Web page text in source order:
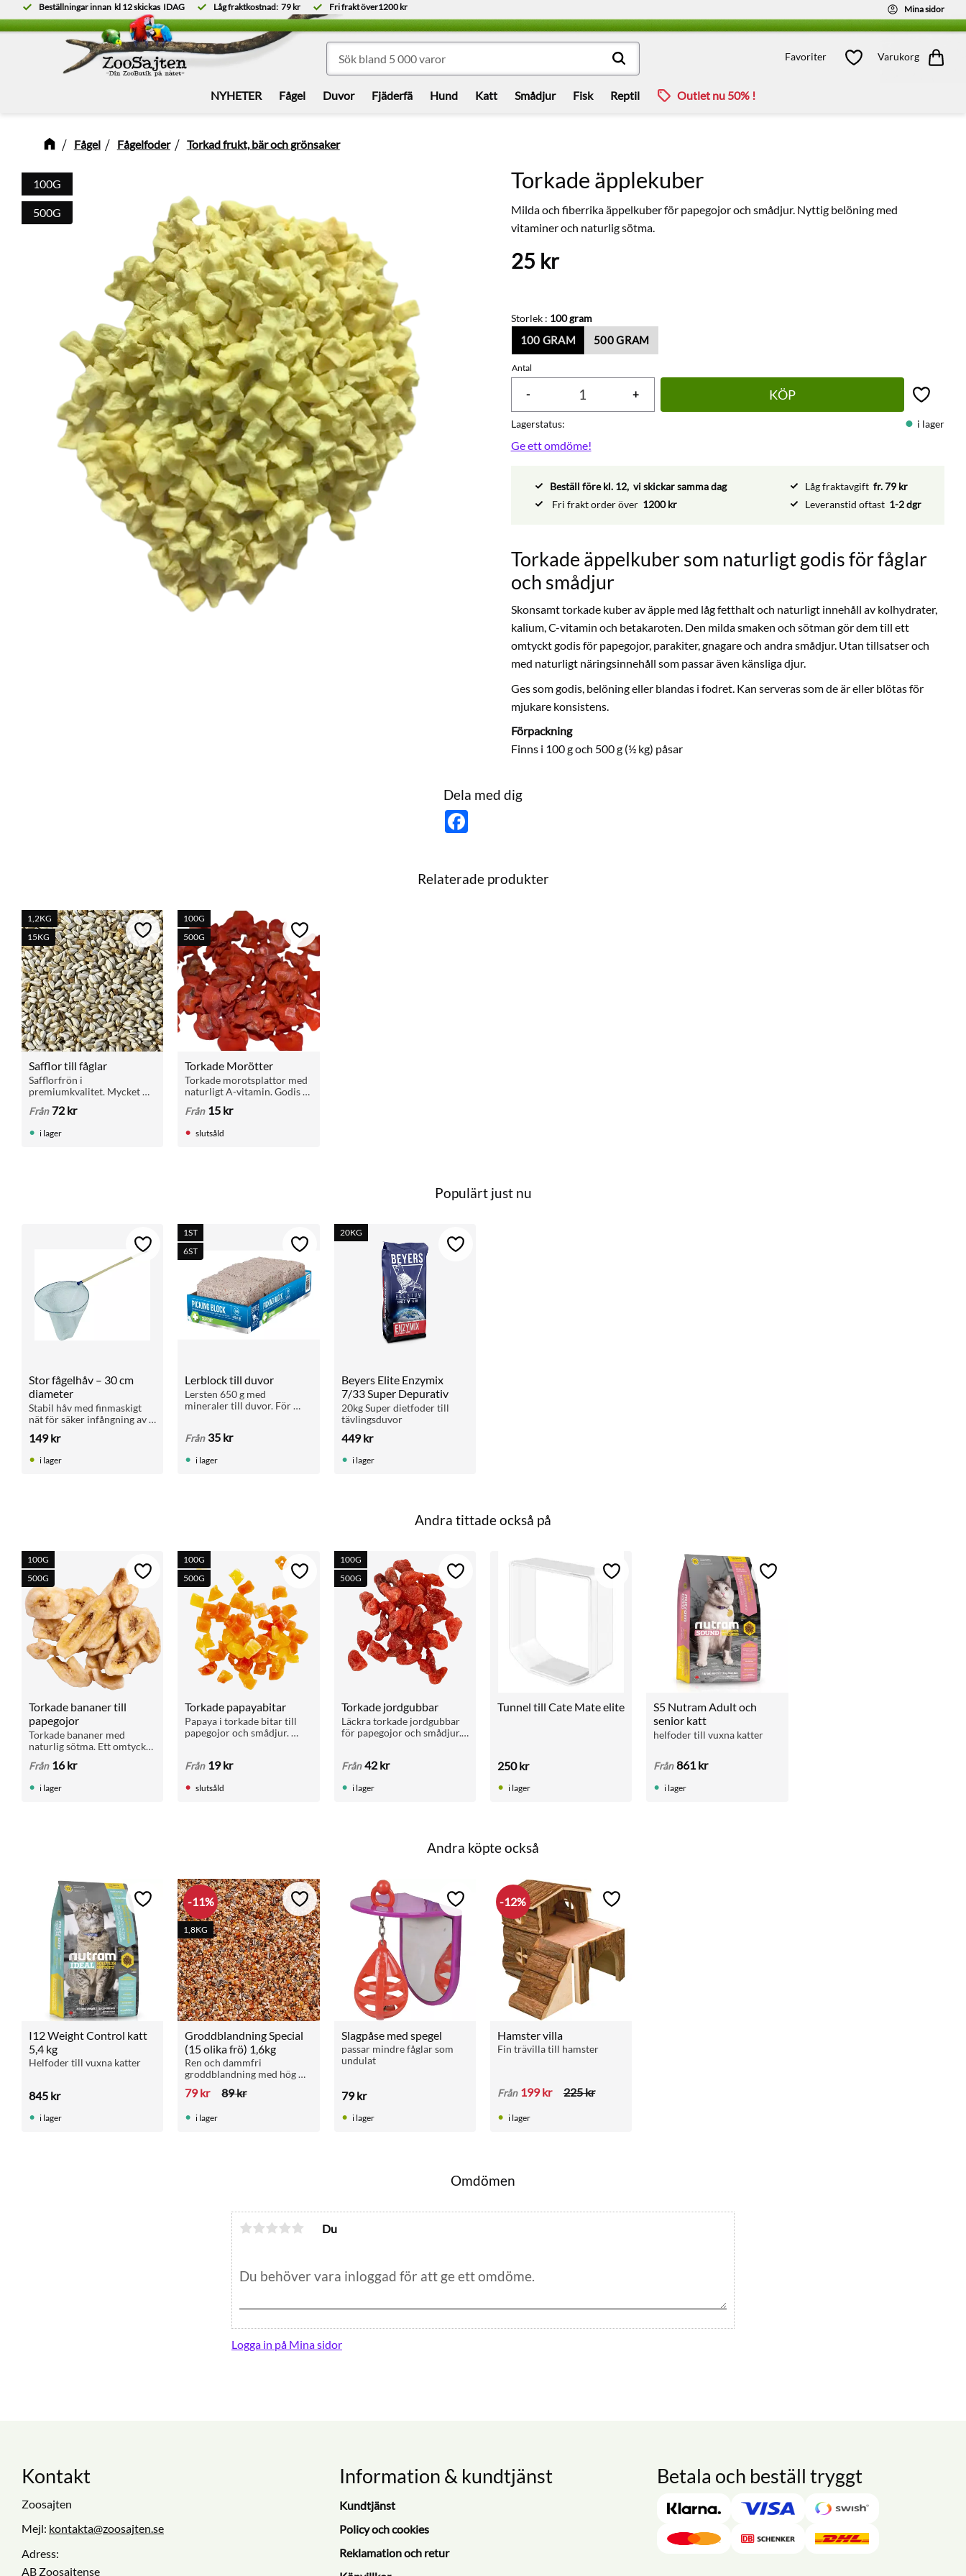
Beställningar innan kl 12skickas IDAG Låg fraktkostnad: 79 kr Fri frakt över1200 kr Mina sidor
Favoriter Varukorg
Favoriter
Kundvagn
NYHETER Fågel Duvor Fjäderfä Hund Katt Smådjur Fisk Reptil Outlet nu 50% !
Fågel Fågelfoder Torkad frukt, bär och grönsaker
Torkade äpplekuber
Milda och fiberrika äppelkuber för papegojor och smådjur. Nyttig belöning med
vitaminer och naturlig sötma.
100G
500G
25 kr
Storlek : 100 gram
100 GRAM 500 GRAM
Antal
+
- KÖP Lägg till
Lagerstatus i lager
Ge ett omdöme!
Beställ före kl. 12, vi skickar samma dag Låg fraktavgift fr. 79 kr
Fri frakt order över 1200 kr Leveranstid oftast 1-2 dgr
Torkade äppelkuber som naturligt godis för fåglar
och smådjur
Skonsamt torkade kuber av äpple med låg fetthalt och naturligt innehåll av kolhydrater,
kalium, C-vitamin och betakaroten. Den milda smaken och sötman gör dem till ett
omtyckt godis för papegojor, parakiter, gnagare och andra smådjur. Utan tillsatser och
med naturligt näringsinnehåll som passar även känsliga djur.
Ges som godis, belöning eller blandas i fodret. Kan serveras som de är eller blötas för
mjukare konsistens.
Förpackning
Finns i 100 g och 500 g (½ kg) påsar
Dela med dig
o
Relaterade produkter
Safflor till fåglar
Safflorfrön i
premiumkvalitet. Mycket
halt av linolsyra. Perfekt
Från 72 kr
1,2KG
15KG
Lägg till i favoriter
i lager
Torkade Morötter
Torkade morotsplattor med
naturligt A-vitamin. Godis
och smådjur.
Från 15 kr
100G
500G
Lägg till i favoriter
slutsåld
Populärt just nu
Stor fågelhåv – 30 cm
diameter
Stabil håv med finmaskigt
nät för säker infångning av
i bur eller voljär.
149kr
Lägg till i favoriter
i lager
Lerblock till duvor
Lersten 650 g med
mineraler till duvor. För
och andra fåglar. Finns även
Från 35 kr
1ST
6ST
Lägg till i favoriter
i lager
Beyers Elite Enzymix
7/33 Super Depurativ
20kg Super dietfoder till
tävlingsduvor
449kr
20KG
Lägg till i favoriter
i lager
Andra tittade också på
Torkade bananer till
papegojor
Torkade bananer med
naturlig sötma. Ett omtyckt
och smådjur.
Från 16kr
100G
500G
Lägg till i favoriter
i lager
Torkade papayabitar
Papaya i torkade bitar till
papegojor och smådjur.
matsmältningsenzym.
Från 19kr
100G
500G
Lägg till i favoriter
slutsåld
Torkade jordgubbar
Läckra torkade jordgubbar
för papegojor och smådjur.
Från 42kr
100G
500G
Lägg till i favoriter
i lager
Tunnel till Cate Mate elite
250kr
Lägg till i favoriter
i lager
S5 Nutram Adult och
senior katt
helfoder till vuxna katter
Från 861 kr
Lägg till i favoriter
i lager
Andra köpte också
I12 Weight Control katt
5,4 kg
Helfoder till vuxna katter
845 kr
Lägg till i favoriter
i lager
Groddblandning Special
(15 olika frö) 1,6kg
Ren och dammfri
groddblandning med hög
parakiter, papegojor och
79kr 89kr
11%
1,8KG
Lägg till i favoriter
i lager
Slagpåse med spegel
passar mindre fåglar som
undulat
79kr
Lägg till i favoriter
i lager
Hamster villa
Fin trävilla till hamster
Från 199kr 225kr
12% Lägg till i favoriter
i lager
Omdömen
Du
Logga in på Mina sidor
Kontakt
Zoosajten
Mejl: kontakta@zoosajten.se
Adress:
AB Zoosajtense
Information & kundtjänst
Kundtjänst
Policy och cookies
Reklamation och retur
Betala och beställ tryggt